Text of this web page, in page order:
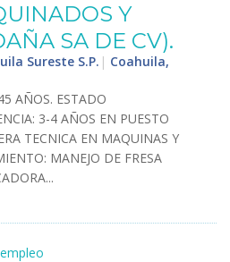
Y
ÑA SA DE CV).
Sureste S.P. | Coahuila,
AÑOS. ESTADO
: 3-4 AÑOS EN PUESTO
TECNICA EN MAQUINAS Y
: MANEJO DE FRESA
...